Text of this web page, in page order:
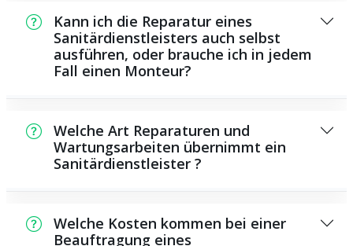
Zeit bei Ihnen vor Ort sein. Dies hängt unter
anderem von der Auftragslage zu dem
Zeitraum ab und von der Verkehrssituation
und der örtlichen Gegebenheit.
Kann ich die Reparatur eines
Sanitärdienstleisters auch selbst
ausführen, oder brauche ich in jedem
Fall einen Monteur?
Wartungsarbeiten, die Sie selbst
durchführen können, beispielsweise das
Verwenden von Rohrreinigungsmitteln aus
Einsatz von Spezialwerkzeug oder speziellem
Wissen benötigen, besser ausgebildeten
Welche Art Reparaturen und
Wartungsarbeiten übernimmt ein
Sanitärdienstleister ?
große Anzahl von Reparaturen und
Wartungsarbeiten, darunter das Installieren
Welche Kosten kommen bei einer
Beauftragung eines